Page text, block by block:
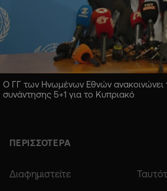
Ο ΓΓ των Ηνωμένων Εθνών ανακοινώνει
συνάντησης 5+1 για το Κυπριακό
ΠΕΡΙΣΣΟΤΕΡΑ
Διαφημιστείτε